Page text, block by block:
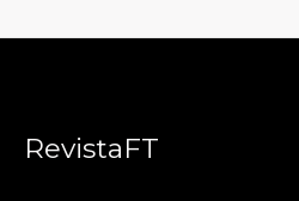
RevistaFT